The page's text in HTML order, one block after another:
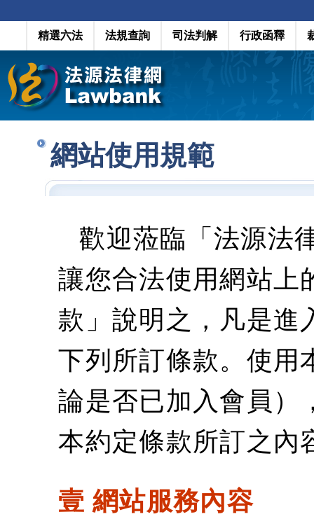
精選六法 法規查詢 司法判解 行政函釋
網站使用規範
歡迎蒞臨「法源法
讓您合法使用網站上
款」說明之，凡是進
下列所訂條款。使用
論是否已加入會員）
本約定條款所訂之內
壹 網站服務內容